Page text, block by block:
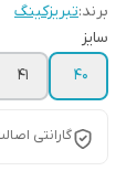
برند:تبریزکینگ
سایز
40
41
گارانتی